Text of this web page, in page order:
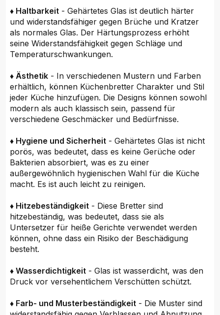
♦ Haltbarkeit - Gehärtetes Glas ist deutlich härter
und widerstandsfähiger gegen Brüche und Kratzer
als normales Glas. Der Härtungsprozess erhöht
seine Widerstandsfähigkeit gegen Schläge und
Temperaturschwankungen.
♦ Ästhetik - In verschiedenen Mustern und Farben
erhältlich, können Küchenbretter Charakter und Stil
jeder Küche hinzufügen. Die Designs können sowohl
modern als auch klassisch sein, passend für
verschiedene Geschmäcker und Bedürfnisse.
♦ Hygiene und Sicherheit - Gehärtetes Glas ist nicht
porös, was bedeutet, dass es keine Gerüche oder
Bakterien absorbiert, was es zu einer
außergewöhnlich hygienischen Wahl für die Küche
macht. Es ist auch leicht zu reinigen.
♦ Hitzebeständigkeit - Diese Bretter sind
hitzebeständig, was bedeutet, dass sie als
Untersetzer für heiße Gerichte verwendet werden
können, ohne dass ein Risiko der Beschädigung
besteht.
♦ Wasserdichtigkeit - Glas ist wasserdicht, was den
Druck vor versehentlichem Verschütten schützt.
♦ Farb- und Musterbeständigkeit - Die Muster sind